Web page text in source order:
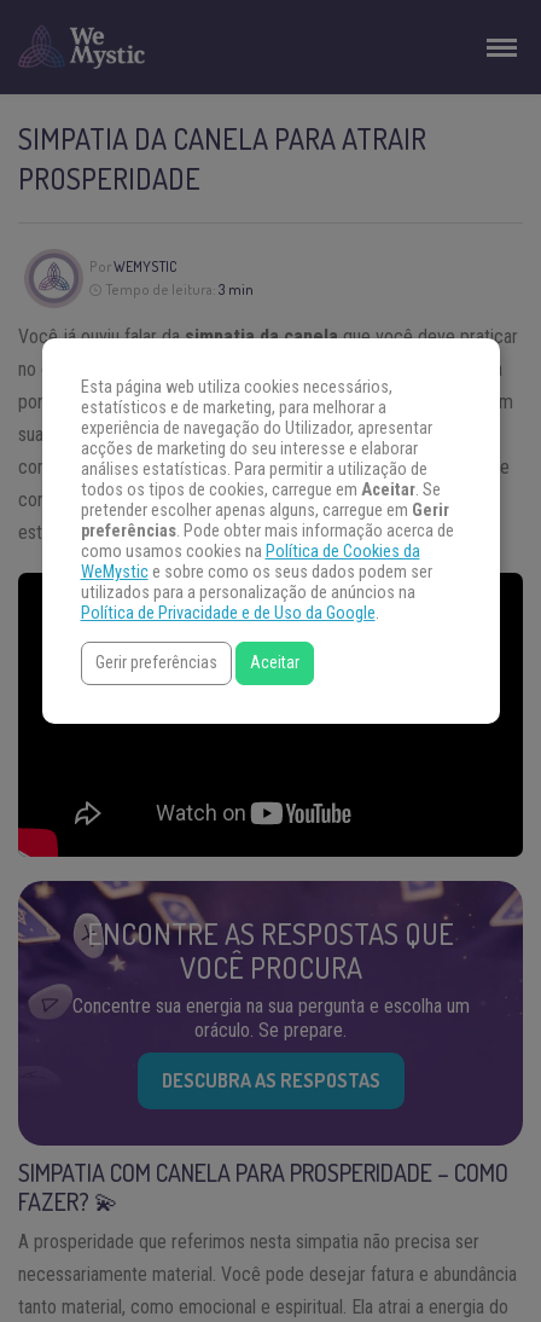
SIMPATIA DA CANELA PARA ATRAIR
PROSPERIDADE
PorWEMYSTIC
Tempo de leitura: 3 min
Você já ouviu falar dasimpatia da canelaque você deve praticar
no dia 1º de cada mês para ter prosperidade? Ela pode ser feita
por qualquer pessoa que precise de uma mudança energética em
sua vida e abertura dos caminhos de melhora financeira. Veja
como é simples fazer a simpatia da canela! Ah e não esquece de
conferir todas asprevisões para o novo mês! Seu horóscopo já
está no ar!
ENCONTRE AS RESPOSTAS QUE
VOCÊ PROCURA
Concentre sua energia na sua pergunta e escolha um
oráculo. Se prepare.
DESCUBRA AS RESPOSTAS
SIMPATIA COM CANELA PARA PROSPERIDADE – COMO
FAZER? 💫
A prosperidade que referimos nesta simpatia não precisa ser
necessariamente material. Você pode desejar fatura e abundância
tanto material, como emocional e espiritual. Ela atrai a energia do
Esta página web utiliza cookies necessários,
estatísticos e de marketing, para melhorar a
experiência de navegação do Utilizador, apresentar
acções de marketing do seu interesse e elaborar
análises estatísticas. Para permitir a utilização de
todos os tipos de cookies, carregue em Aceitar. Se
pretender escolher apenas alguns, carregue em Gerir
preferências. Pode obter mais informação acerca de
como usamos cookies na Política de Cookies da
WeMystice sobre como os seus dados podem ser
utilizados para a personalização de anúncios na
Política de Privacidade e de Uso da Google.
Gerir preferências Aceitar